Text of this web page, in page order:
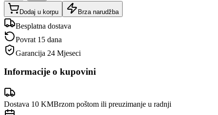
Dodaj u korpu Brza narudžba
Besplatna dostava
Povrat 15 dana
Garancija 24 Mjeseci
Informacije o kupovini
Dostava 10 KMBrzom poštom ili preuzimanje u radnji